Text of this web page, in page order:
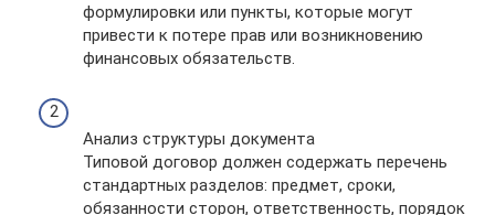
формулировки или пункты, которые могут
привести к потере прав или возникновению
финансовых обязательств.
Анализ структуры документа
Типовой договор должен содержать перечень
стандартных разделов: предмет, сроки,
обязанности сторон, ответственность, порядок